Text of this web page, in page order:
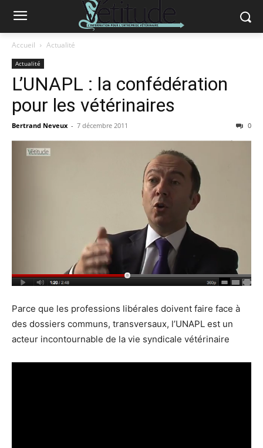
Accueil Actualité
Actualité
L’UNAPL : la confédération
pour les vétérinaires
Bertrand Neveux - 7 décembre 2011 0
Parce que les professions libérales doivent faire face à
des dossiers communs, transversaux, l’UNAPL est un
acteur incontournable de la vie syndicale vétérinaire